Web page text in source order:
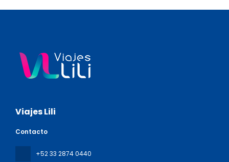
Viajes Lili
Contacto
+52 33 2874 0440